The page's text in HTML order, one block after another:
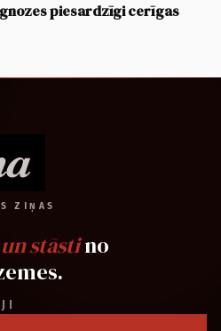
piesardzīgi cerīgas
ZIŅAS
stāstino